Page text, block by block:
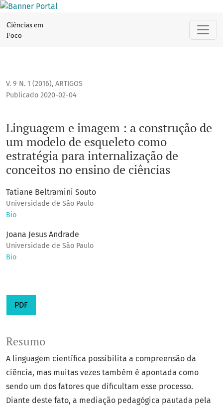
Ciências em
Foco
V. 9 N. 1 (2016), ARTIGOS
Linguagem e imagem : a construção de
um modelo de esqueleto como
estratégia para internalização de
conceitos no ensino de ciências
Publicado 2020-02-04
Tatiane Beltramini Souto
Universidade de São Paulo
Bio
Joana Jesus Andrade
Universidade de São Paulo
Bio
PDF
Resumo
A linguagem científica possibilita a compreensão da
ciência, mas muitas vezes também é apontada como
sendo um dos fatores que dificultam esse processo.
Diante deste fato, a mediação pedagógica pautada pela